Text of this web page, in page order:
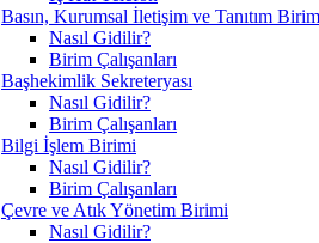
Basın, Kurumsal İletişim ve Tanıtım
Nasıl Gidilir?
Birim Çalışanları
Başhekimlik Sekreteryası
Nasıl Gidilir?
Birim Çalışanları
Bilgi İşlem Birimi
Nasıl Gidilir?
Birim Çalışanları
Çevre ve Atık Yönetim Birimi
Nasıl Gidilir?